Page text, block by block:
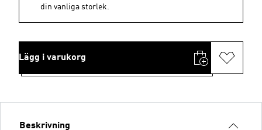
din vanliga storlek.
Lägg i varukorg
Beskrivning